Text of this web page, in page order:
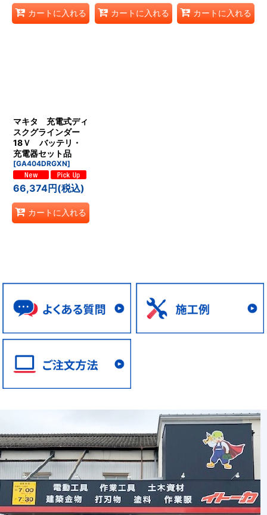
カートに入れる カートに入れる カートに入れる
マキタ 充電式ディ
スクグラインダー
18Ｖ バッテリ・
充電器セット品
[GA404DRGXN]
66,374円(税込)
カートに入れる